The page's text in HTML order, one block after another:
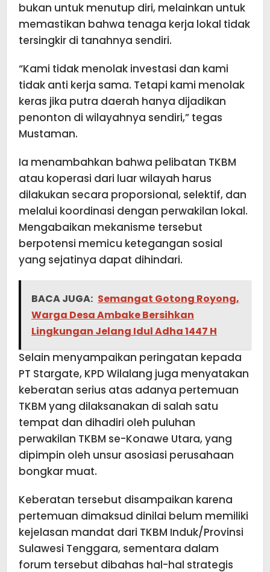
bukan untuk menutup diri, melainkan untuk
memastikan bahwa tenaga kerja lokal tidak
tersingkir di tanahnya sendiri.
“Kami tidak menolak investasi dan kami
tidak anti kerja sama. Tetapi kami menolak
keras jika putra daerah hanya dijadikan
penonton di wilayahnya sendiri,” tegas
Mustaman.
Ia menambahkan bahwa pelibatan TKBM
atau koperasi dari luar wilayah harus
dilakukan secara proporsional, selektif, dan
melalui koordinasi dengan perwakilan lokal.
Mengabaikan mekanisme tersebut
berpotensi memicu ketegangan sosial
yang sejatinya dapat dihindari.
BACA JUGA: Semangat Gotong Royong,
Warga Desa Ambake Bersihkan
Lingkungan Jelang Idul Adha 1447 H
Selain menyampaikan peringatan kepada
PT Stargate, KPD Wilalang juga menyatakan
keberatan serius atas adanya pertemuan
TKBM yang dilaksanakan di salah satu
tempat dan dihadiri oleh puluhan
perwakilan TKBM se-Konawe Utara, yang
dipimpin oleh unsur asosiasi perusahaan
bongkar muat.
Keberatan tersebut disampaikan karena
pertemuan dimaksud dinilai belum memiliki
kejelasan mandat dari TKBM Induk/Provinsi
Sulawesi Tenggara, sementara dalam
forum tersebut dibahas hal-hal strategis